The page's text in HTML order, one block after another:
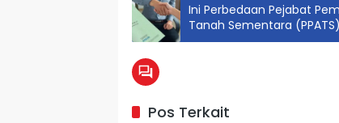
Ini Perbedaan Pejabat
Tanah Sementara (PPATS)
Pos Terkait